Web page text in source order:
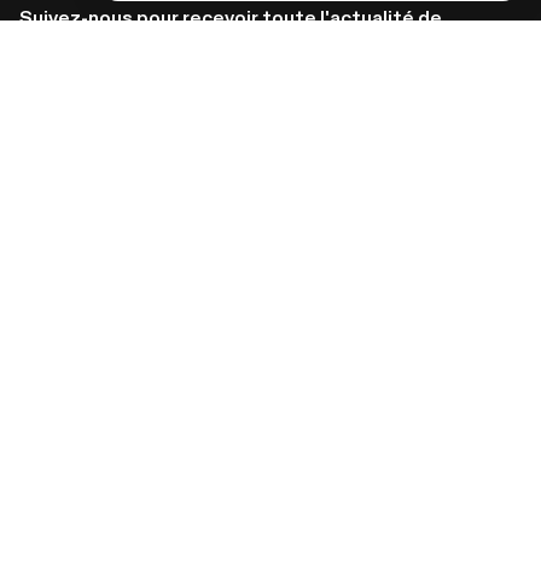
Suivez-nous pour recevoir toute l'actualité de